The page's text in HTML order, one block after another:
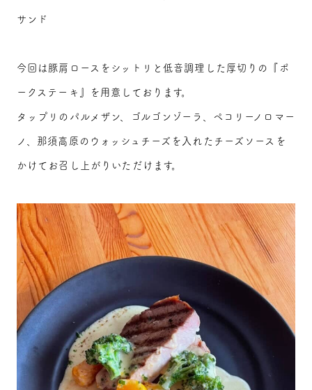
サンド
今回は豚肩ロースをシットリと低音調理した厚切りの『ポ
ークステーキ』を用意しております。
タップリのパルメザン、ゴルゴンゾーラ、ペコリーノロマー
ノ、那須高原のウォッシュチーズを入れたチーズソースを
かけてお召し上がりいただけます。